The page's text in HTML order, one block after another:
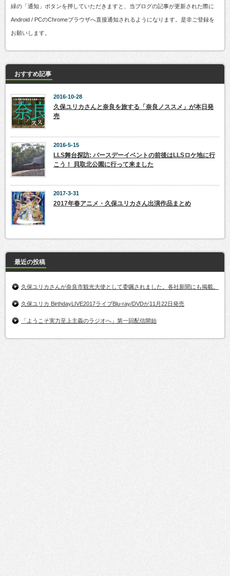
緑の「通知」ボタンを押していただきますと、当ブログの記事が更新された際に
Android / PCのChromeブラウザへ直接通知されるようになります。是非ご登録を
お願いします。
おすすめ記事
2016-10-28
久保ユリカさんと奈良を旅する「奈良ノススメ」が本日発
売
2016-5-15
LLS舞台探訪: バースデーイベントの前後はLLSロケ地に行
こう！ 貝取北公園に行って来ました
2017-3-31
2017年春アニメ・久保ユリカさん出演作品まとめ
最近の投稿
久保ユリカさんが奈良市観光大使として委嘱されました。各社新聞にも掲載。
久保ユリカ BirthdayLIVE2017ライブBlu-ray/DVDが11月22日発売
「ようこそ実力至上主義のラジオへ」第一回配信開始